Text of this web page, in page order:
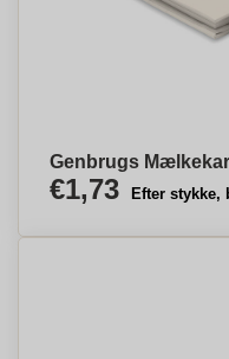
Genbrugs
€1,73 Efter stykke,